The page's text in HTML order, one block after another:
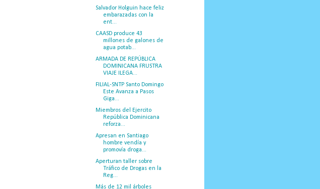
Salvador Holguin hace feliz
embarazadas con la
ent...
CAASD produce 43
millones de galones de
agua potab...
ARMADA DE REPÚBLICA
DOMINICANA FRUSTRA
VIAJE ILEGA...
FILIAL-SNTP Santo Domingo
Este Avanza a Pasos
Giga...
Miembros del Ejercito
República Dominicana
reforza...
Apresan en Santiago
hombre vendía y
promovía droga...
Aperturan taller sobre
Tráfico de Drogas en la
Reg...
Más de 12 mil árboles